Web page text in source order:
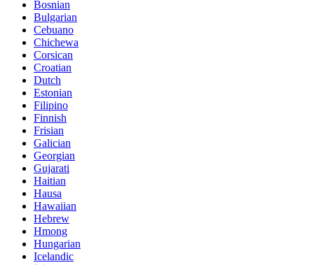
Bosnian
Bulgarian
Cebuano
Chichewa
Corsican
Croatian
Dutch
Estonian
Filipino
Finnish
Frisian
Galician
Georgian
Gujarati
Haitian
Hausa
Hawaiian
Hebrew
Hmong
Hungarian
Icelandic